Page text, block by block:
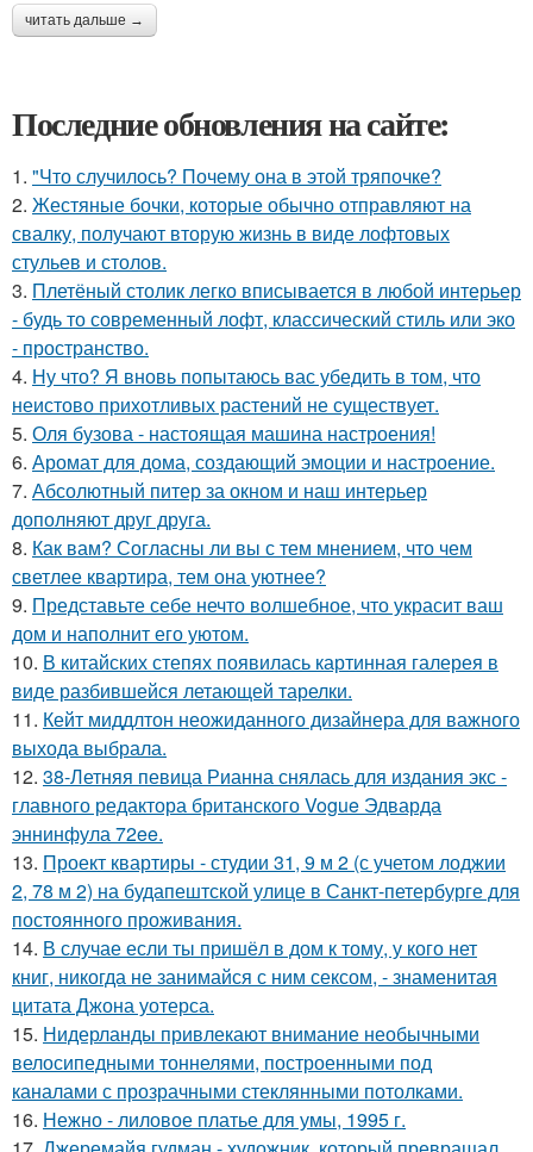
читать дальше →
Последние обновления на сайте:
1. "Что случилось? Почему она в этой тряпочке?
2. Жестяные бочки, которые обычно отправляют на
свалку, получают вторую жизнь в виде лофтовых
стульев и столов.
3. Плетёный столик легко вписывается в любой интерьер
- будь то современный лофт, классический стиль или эко
- пространство.
4. Ну что? Я вновь попытаюсь вас убедить в том, что
неистово прихотливых растений не существует.
5. Оля бузова - настоящая машина настроения!
6. Аромат для дома, создающий эмоции и настроение.
7. Абсолютный питер за окном и наш интерьер
дополняют друг друга.
8. Как вам? Согласны ли вы с тем мнением, что чем
светлее квартира, тем она уютнее?
9. Представьте себе нечто волшебное, что украсит ваш
дом и наполнит его уютом.
10. В китайских степях появилась картинная галерея в
виде разбившейся летающей тарелки.
11. Кейт миддлтон неожиданного дизайнера для важного
выхода выбрала.
12. 38-Летняя певица Рианна снялась для издания экс -
главного редактора британского Vogue Эдварда
эннинфула 72ee.
13. Проект квартиры - студии 31, 9 м 2 (с учетом лоджии
2, 78 м 2) на будапештской улице в Санкт-петербурге для
постоянного проживания.
14. В случае если ты пришёл в дом к тому, у кого нет
книг, никогда не занимайся с ним сексом, - знаменитая
цитата Джона уотерса.
15. Нидерланды привлекают внимание необычными
велосипедными тоннелями, построенными под
каналами с прозрачными стеклянными потолками.
16. Нежно - лиловое платье для умы, 1995 г.